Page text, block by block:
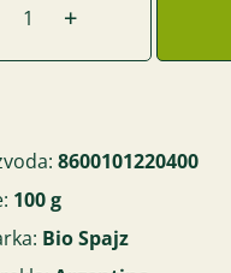
+
8600101220400
100 g
Bio Spajz